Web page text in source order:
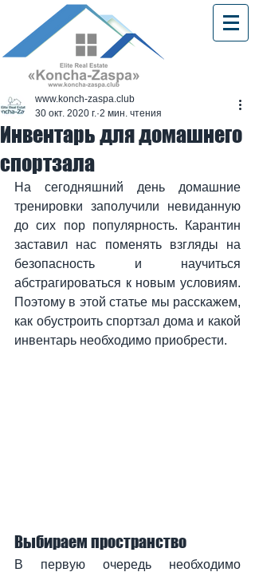
Инвентарь для домашнего
спортзала
www.konch-zaspa.club
30 окт. 2020 г. 2 мин. чтения
На сегодняшний день домашние
тренировки заполучили невиданную
до сих пор популярность. Карантин
заставил нас поменять взгляды на
безопасность и научиться
абстрагироваться к новым условиям.
Поэтому в этой статье мы расскажем,
как обустроить спортзал дома и какой
инвентарь необходимо приобрести.
Выбираем пространство
В первую очередь необходимо